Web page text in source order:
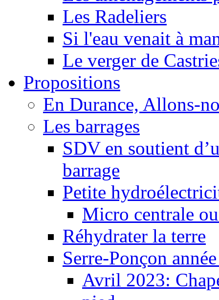
Les Radeliers
Si l'eau venait à
Le verger de
Propositions
En Durance, Allons-
Les barrages
SDV en soutient
barrage
Petite
Micro centrale
Réhydrater la terre
Serre-Ponçon
Avril 2023: